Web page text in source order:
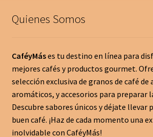
Quienes Somos
CaféyMáses tu destino en línea para
mejores cafés y productos gourmet.
selección exclusiva de granos de café
aromáticos, y accesorios para preparar
Descubre sabores únicos y déjate llevar
buen café. ¡Haz de cada momento una
inolvidable con CaféyMás!